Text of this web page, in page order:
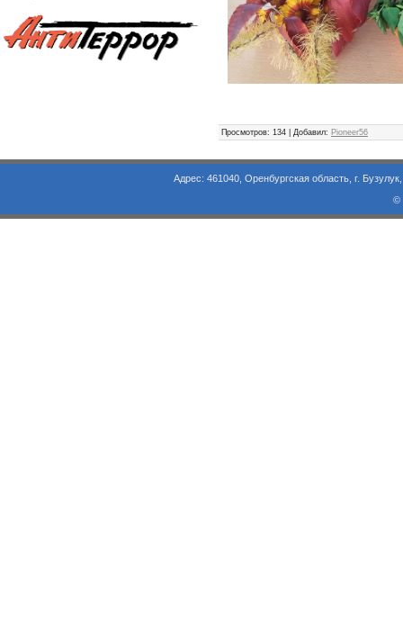
Просмотров: 134 | Добавил: Pioneer56
Адрес: 461040, Оренбургская область, г. Бузулук, ул.
©